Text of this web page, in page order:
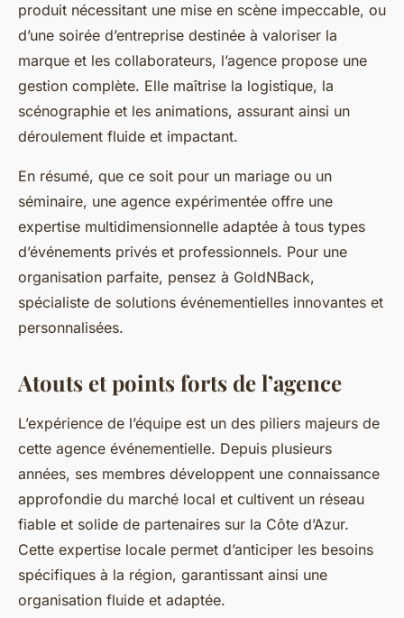
produit nécessitant une mise en scène impeccable, ou
d’une soirée d’entreprise destinée à valoriser la
marque et les collaborateurs, l’agence propose une
gestion complète. Elle maîtrise la logistique, la
scénographie et les animations, assurant ainsi un
déroulement fluide et impactant.
En résumé, que ce soit pour un mariage ou un
séminaire, une agence expérimentée offre une
expertise multidimensionnelle adaptée à tous types
d’événements privés et professionnels. Pour une
organisation parfaite, pensez à GoldNBack,
spécialiste de solutions événementielles innovantes et
personnalisées.
Atouts et points forts de l’agence
L’expérience de l’équipe est un des piliers majeurs de
cette agence événementielle. Depuis plusieurs
années, ses membres développent une connaissance
approfondie du marché local et cultivent un réseau
fiable et solide de partenaires sur la Côte d’Azur.
Cette expertise locale permet d’anticiper les besoins
spécifiques à la région, garantissant ainsi une
organisation fluide et adaptée.